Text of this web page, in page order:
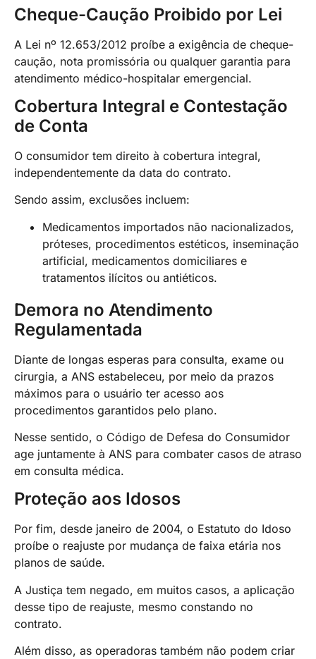
Cheque-Caução Proibido por Lei
A Lei nº 12.653/2012 proíbe a exigência de cheque-
caução, nota promissória ou qualquer garantia para
atendimento médico-hospitalar emergencial.
Cobertura Integral e Contestação
de Conta
O consumidor tem direito à cobertura integral,
independentemente da data do contrato.
Sendo assim, exclusões incluem:
Medicamentos importados não nacionalizados,
próteses, procedimentos estéticos, inseminação
artificial, medicamentos domiciliares e
tratamentos ilícitos ou antiéticos.
Demora no Atendimento
Regulamentada
Diante de longas esperas para consulta, exame ou
cirurgia, a ANS estabeleceu, por meio da prazos
máximos para o usuário ter acesso aos
procedimentos garantidos pelo plano.
Nesse sentido, o Código de Defesa do Consumidor
age juntamente à ANS para combater casos de atraso
em consulta médica.
Proteção aos Idosos
Por fim, desde janeiro de 2004, o Estatuto do Idoso
proíbe o reajuste por mudança de faixa etária nos
planos de saúde.
A Justiça tem negado, em muitos casos, a aplicação
desse tipo de reajuste, mesmo constando no
contrato.
Além disso, as operadoras também não podem criar